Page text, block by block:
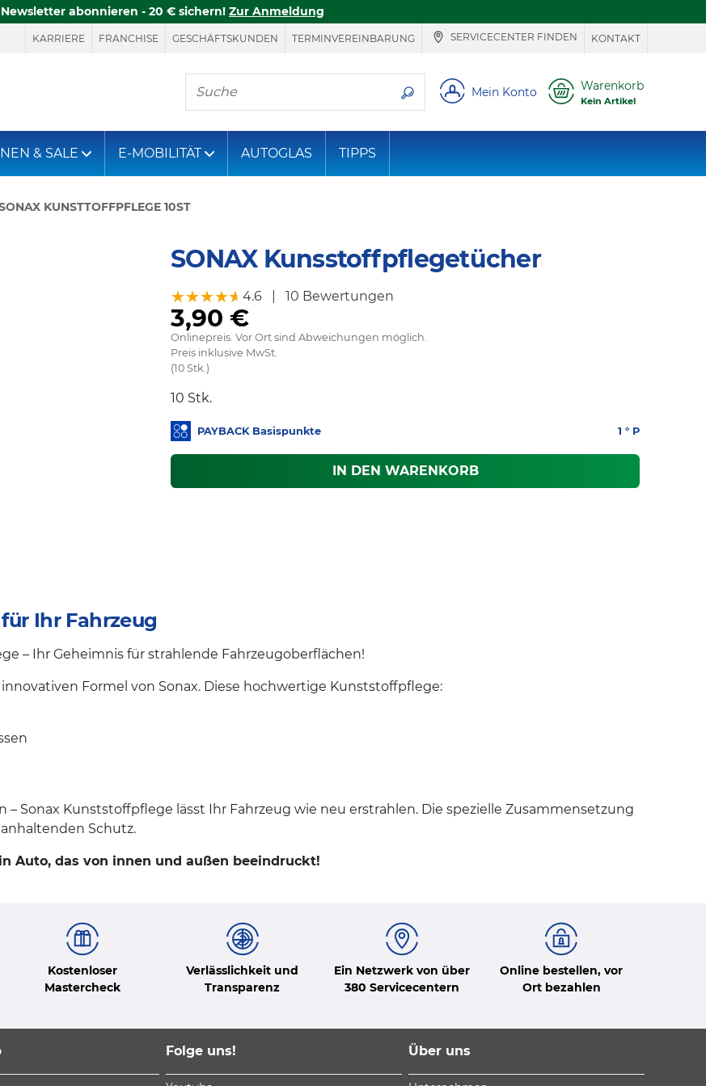
Newsletter abonnieren - 20 € sichern! Zur Anmeldung
KARRIERE FRANCHISE GESCHÄFTSKUNDEN TERMINVEREINBARUNG SERVICECENTER FINDEN KONTAKT
Hier finden Sie, was Sie suchen
Mein Konto Warenkorb
Kein Artikel
& SALE E-MOBILITÄT AUTOGLAS TIPPS
KUNSTTOFFPFLEGE 10ST
SONAX Kunsstoffpflegetücher
★★★★★
★★★★★4.6 |10 Bewertungen
3,90 €
Onlinepreis. Vor Ort sind Abweichungen möglich.
Preis inklusive MwSt.
(10 Stk.)
10 Stk.
PAYBACK Basispunkte 1 ° P
IN DEN WARENKORB
Ihr Fahrzeug
– Ihr Geheimnis für strahlende Fahrzeugoberflächen!
Formel von Sonax. Diese hochwertige Kunststoffpflege:
Sonax Kunststoffpflege lässt Ihr Fahrzeug wie neu erstrahlen. Die spezielle Zusammensetzung
Schutz.
Auto, das von innen und außen beeindruckt!
Kostenloser
Mastercheck
Verlässlichkeit und
Transparenz
Ein Netzwerk von über
380 Servicecentern
Online bestellen, vor
Ort bezahlen
Folge uns! Über uns